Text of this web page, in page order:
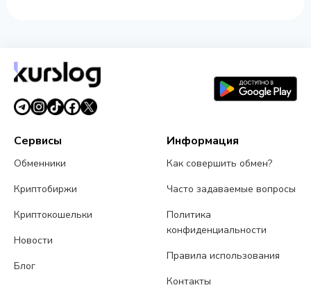
Сервисы
Обменники
Криптобиржи
Криптокошельки
Новости
Блог
Информация
Как совершить обмен?
Часто задаваемые вопросы
Политика
конфиденциальности
Правила использования
Контакты